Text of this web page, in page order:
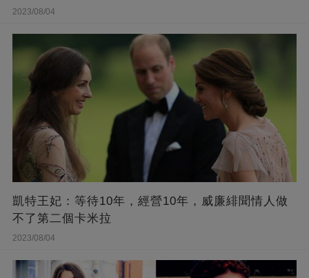
2023/08/04
凱特王妃：等待10年，經營10年，威廉緋聞情人做
不了第二個卡米拉
2023/08/04